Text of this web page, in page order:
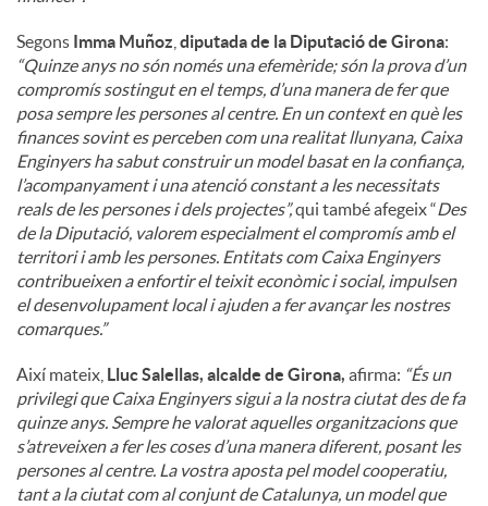
Segons Imma Muñoz diputada de la Diputació de Girona:
“Quinze anys no són només una efemèride; són la prova d’un
compromís sostingut en el temps, d’una manera de fer que
posa sempre les persones al centre. En un context en què les
finances sovint es perceben com una realitat llunyana, Caixa
Enginyers ha sabut construir un model basat en la confiança,
l’acompanyament i una atenció constant a les necessitats
reals de les persones i dels projectes”,qui també afegeix “Des
de la Diputació, valorem especialment el compromís amb el
territori i amb les persones. Entitats com Caixa Enginyers
contribueixen a enfortir el teixit econòmic i social, impulsen
el desenvolupament local i ajuden a fer avançar les nostres
comarques.”
Així mateix, Lluc Salellas, alcalde de Girona, afirma: “És un
privilegi que Caixa Enginyers sigui a la nostra ciutat des de fa
quinze anys. Sempre he valorat aquelles organitzacions que
s’atreveixen a fer les coses d’una manera diferent, posant les
persones al centre. La vostra aposta pel model cooperatiu,
tant a la ciutat com al conjunt de Catalunya, un model que